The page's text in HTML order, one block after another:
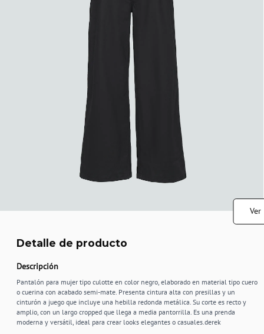
Ver
Detalle de producto
Descripción
Pantalón para mujer tipo culotte en color negro, elaborado en material tipo cuero
o cuerina con acabado semi-mate. Presenta cintura alta con presillas y un
cinturón a juego que incluye una hebilla redonda metálica. Su corte es recto y
amplio, con un largo cropped que llega a media pantorrilla. Es una prenda
moderna y versátil, ideal para crear looks elegantes o casuales.derek